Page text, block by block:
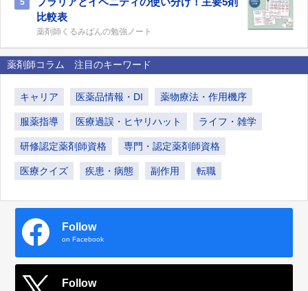
5
比較表
薬剤師くるみぱんの勉強ノート
薬剤師コラム 注目のキーワード
キャリア 医薬品情報・DI 薬物療法・作用機序
服薬指導 医療過誤・ヒヤリハット ライフ・雑学
研修認定薬剤師資格 専門・認定薬剤師資格
医療クイズ 疾患・病態 副作用 転職
Follow
on Facebook
Follow